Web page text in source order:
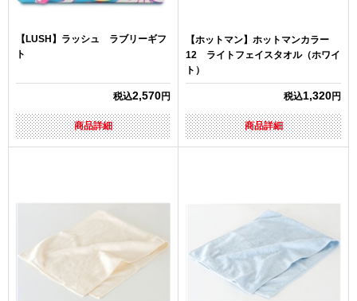
【LUSH】ラッシュ ラブリーギフ
ト
税込2,570円
商品詳細
【ホットマン】ホットマンカラー
12 ライトフェイスタオル（ホワイ
ト）
税込1,320円
商品詳細